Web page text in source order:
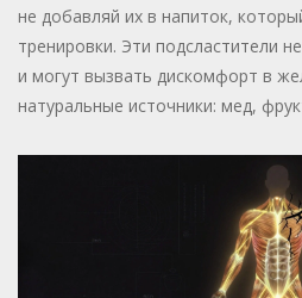
не добавляй их в напиток,
тренировки. Эти подсластители
и могут вызвать дискомфорт в
натуральные источники: мед,